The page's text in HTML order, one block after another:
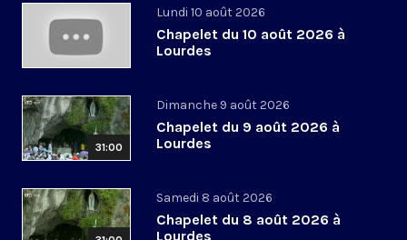
Lundi 10 août 2026
Chapelet du 10 août 2026 à
Lourdes
31:00
Dimanche 9 août 2026
Chapelet du 9 août 2026 à
Lourdes
Samedi 8 août 2026
Chapelet du 8 août 2026 à
Lourdes